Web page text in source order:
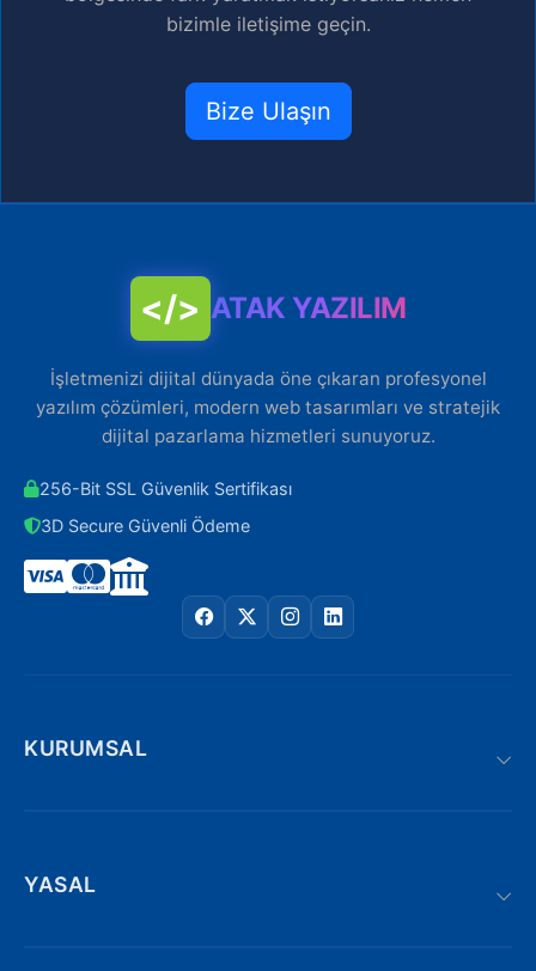
bizimle iletişime geçin.
Bize Ulaşın
</> ATAK YAZILIM
İşletmenizi dijital dünyada öne çıkaran profesyonel
yazılım çözümleri, modern web tasarımları ve stratejik
dijital pazarlama hizmetleri sunuyoruz.
256-Bit SSL Güvenlik Sertifikası
3D Secure Güvenli Ödeme
KURUMSAL
YASAL